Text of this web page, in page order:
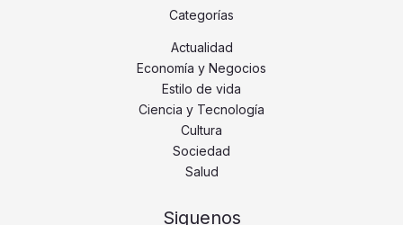
Categorías
Actualidad
Economía y Negocios
Estilo de vida
Ciencia y Tecnología
Cultura
Sociedad
Salud
Siguenos